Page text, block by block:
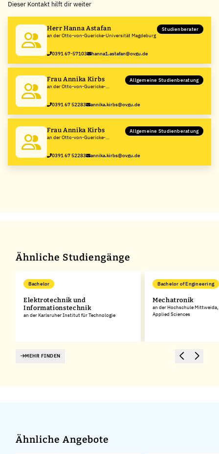
−
Dieser Kontakt hilft dir weiter
Herr Hanna Astafan
an der Otto-von-Guericke-Universität Magdeburg
Studienberater
0391 67-57103 hanna1.astafan@ovgu.de
Frau Annika Kirbs
an der Otto-von-Guericke-
Allgemeine Studienberatung
0391 67 52283 annika.kirbs@ovgu.de
Frau Annika Kirbs
an der Otto-von-Guericke-
Allgemeine Studienberatung
0391 67 52283 annika.kirbs@ovgu.de
Ähnliche Studiengänge
Bachelor
Elektrotechnik und
Informationstechnik
an der Karlsruher Institut für Technologie
Bachelor of Engineering
Mechatronik
an der Hochschule
Applied Sciences
MEHR FINDEN
Ähnliche Angebote